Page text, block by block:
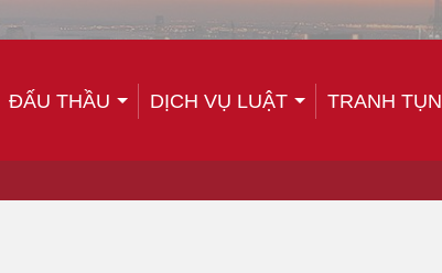
ĐẤU THẦU DỊCH VỤ LUẬT TRANH